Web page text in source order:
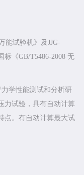
能试验机》及JJG-
标《GB/T5486-2008 无
学性能测试和分析研
力试验，具有自动计算
点。有自动计算最大试